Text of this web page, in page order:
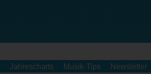
Jahrescharts Musik-Tips Newsletter